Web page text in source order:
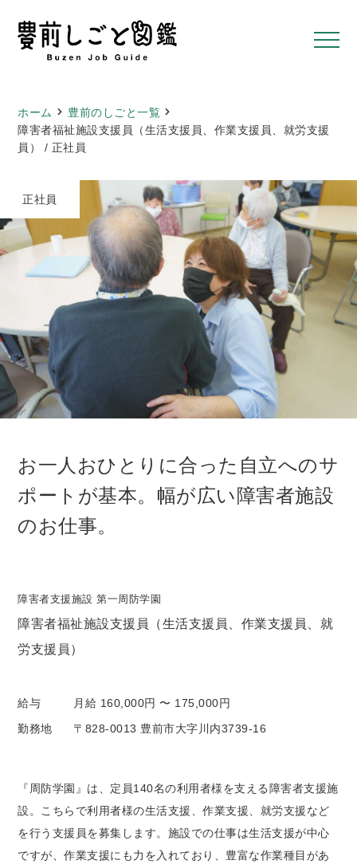
ホーム
豊前のしごと一覧
障害者福祉施設支援員（生活支援員、作業支援員、就労支援
員） / 正社員
正社員
お一人おひとりに合った自立へのサ
ポートが基本。幅が広い障害者施設
のお仕事。
障害者支援施設 第一周防学園
障害者福祉施設支援員（生活支援員、作業支援員、就
労支援員）
給与
月給 160,000円 〜 175,000円
勤務地
〒828-0013 豊前市大字川内3739-16
『周防学園』は、定員140名の利用者様を支える障害者支援施
設。こちらで利用者様の生活支援、作業支援、就労支援など
を行う支援員を募集します。施設での仕事は生活支援が中心
ですが、作業支援にも力を入れており、豊富な作業種目があ